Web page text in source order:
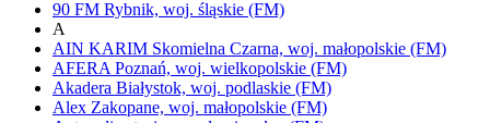
90 FM Rybnik, woj. śląskie (FM)
A
AIN KARIM Skomielna Czarna, woj. małopolskie (FM)
AFERA Poznań, woj. wielkopolskie (FM)
Akadera Białystok, woj. podlaskie (FM)
Alex Zakopane, woj. małopolskie (FM)